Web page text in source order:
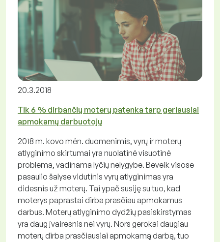
20.3.2018
Tik 6 % dirbančių moterų patenka tarp geriausiai
apmokamų darbuotojų
2018 m. kovo mėn. duomenimis, vyrų ir moterų
atlyginimo skirtumai yra nuolatinė visuotinė
problema, vadinama lyčių nelygybe. Beveik visose
pasaulio šalyse vidutinis vyrų atlyginimas yra
didesnis už moterų. Tai ypač susiję su tuo, kad
moterys paprastai dirba prasčiau apmokamus
darbus. Moterų atlyginimo dydžių pasiskirstymas
yra daug įvairesnis nei vyrų. Nors gerokai daugiau
moterų dirba prasčiausiai apmokamą darbą, tuo